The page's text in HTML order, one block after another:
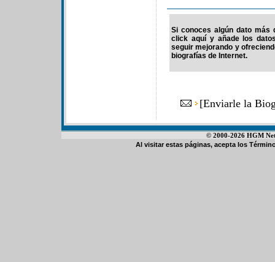
Si conoces algún dato más
click aquí y añade los
seguir mejorando y
biografías de Internet.
[Enviarle la
© 2000-2026 HGM
Al visitar estas páginas, acepta los